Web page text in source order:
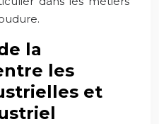
la
les
et